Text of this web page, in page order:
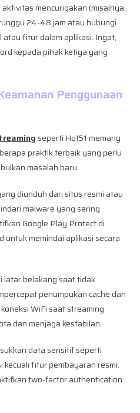
mencurigakan (misalnya
24-48 jam atau hubungi
atau fitur dalam aplikasi. Ingat,
kepada pihak ketiga yang
Penggunaan
seperti Hot51 memang
praktik terbaik yang perlu
masalah baru.
diunduh dari situs resmi atau
malware yang sering
Google Play Protect di
memindai aplikasi secara
latar belakang saat tidak
penumpukan cache dan
WiFi saat streaming
dan menjaga kestabilan.
data sensitif seperti
kecuali fitur pembayaran resmi.
two-factor authentication